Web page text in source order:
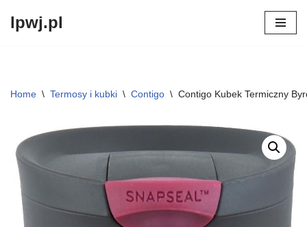
lpwj.pl
Home \ Termosy i kubki \ Contigo \ Contigo Kubek Termiczny